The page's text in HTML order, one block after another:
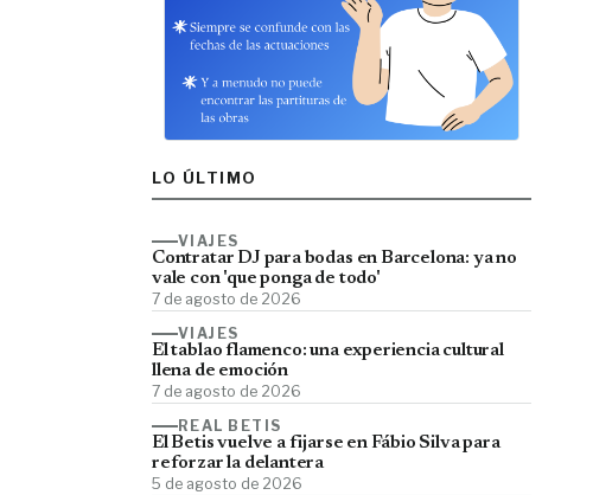
LO ÚLTIMO
VIAJES
Contratar DJ para bodas en Barcelona: ya no
vale con 'que ponga de todo'
7 de agosto de 2026
VIAJES
El tablao flamenco: una experiencia cultural
llena de emoción
7 de agosto de 2026
REAL BETIS
El Betis vuelve a fijarse en Fábio Silva para
reforzar la delantera
5 de agosto de 2026